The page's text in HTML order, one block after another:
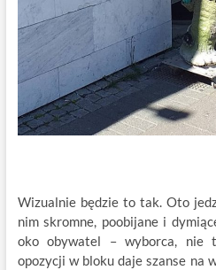
Wizualnie będzie to tak. Oto
nim skromne, poobijane i
oko obywatel – wyborca, nie
opozycji w bloku daje szanse na